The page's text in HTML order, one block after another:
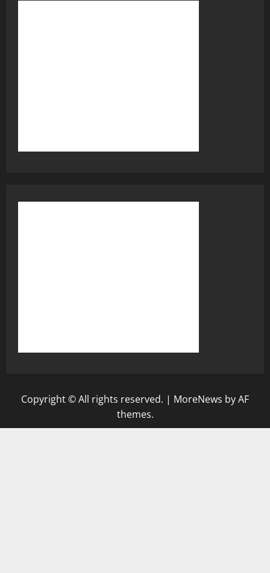
Copyright © All rights reserved. | MoreNews by AF
themes.